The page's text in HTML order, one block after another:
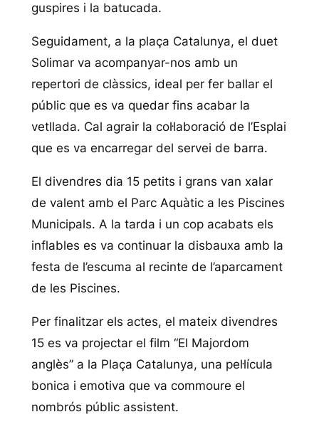
guspires i la batucada.
Seguidament, a la plaça Catalunya, el duet
Solimar va acompanyar-nos amb un
repertori de clàssics, ideal per fer ballar el
públic que es va quedar fins acabar la
vetllada. Cal agrair la col·laboració de l’Esplai
que es va encarregar del servei de barra.
El divendres dia 15 petits i grans van xalar
de valent amb el Parc Aquàtic a les Piscines
Municipals. A la tarda i un cop acabats els
inflables es va continuar la disbauxa amb la
festa de l’escuma al recinte de l’aparcament
de les Piscines.
Per finalitzar els actes, el mateix divendres
15 es va projectar el film “El Majordom
anglès” a la Plaça Catalunya, una pel·lícula
bonica i emotiva que va commoure el
nombrós públic assistent.